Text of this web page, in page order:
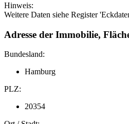
Hinweis:
Weitere Daten siehe Register
Adresse der Immobilie,
Bundesland:
Hamburg
PLZ:
20354